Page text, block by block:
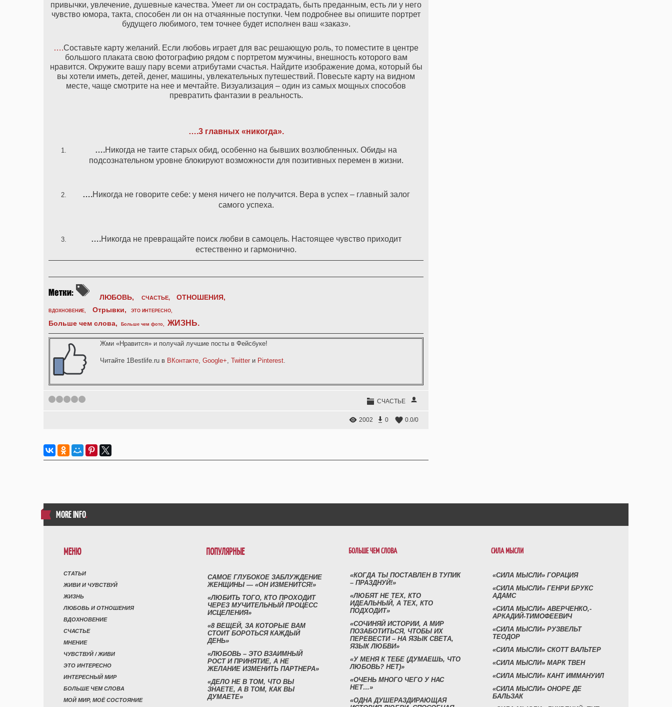
привычки, увлечение, душевные качества. Умеет ли он сострадать, быть преданным, есть ли у него
чувство юмора, такта, способен ли он на отчаянные поступки. Чем подробнее вы опишите портрет
будущего любимого, тем точнее будет исполнен ваш «заказ».
….Составьте карту желаний. Если любовь играет для вас решающую роль, то поместите в центре
большого плаката свою фотографию рядом с портретом мужчины, внешность которого вам
нравится. Окружите вашу пару всеми атрибутами счастья. Найдите изображение дома, который бы
вы хотели иметь, детей, денег, машины, увлекательных путешествий. Повесьте карту на видном
месте, чаще смотрите на нее и мечтайте. Визуализация – один из самых мощных способов
превратить фантазии в реальность.
….3 главных «никогда».
….Никогда не таите старых обид, особенно на бывших возлюбленных. Обиды на
подсознательном уровне блокируют возможности для позитивных перемен в жизни.
….Никогда не говорите себе: у меня ничего не получится. Вера в успех – главный залог
самого успеха.
….Никогда не превращайте поиск любви в самоцель. Настоящее чувство приходит
естественно и гармонично.
ЛЮБОВЬ, СЧАСТЬЕ, ОТНОШЕНИЯ,
ВДОХНОВЕНИЕ Отрывки, ЭТО ИНТЕРЕСНО
Больше чем слова, Больше чем фото ЖИЗНЬ.
Жми «Нравится» и получай лучшие посты в Фейсбуке!
Читайте 1Bestlife.ru в ВКонтакте Google+ Twitter и Pinterest
1 2 3 4 СЧАСТЬЕ
2002 0 0.0/0
MORE INFO.
МЕНЮ
СТАТЬИ
ЖИВИ И ЧУВСТВУЙ
ЖИЗНЬ
ЛЮБОВЬ И ОТНОШЕНИЯ
ВДОХНОВЕНИЕ
СЧАСТЬЕ
МНЕНИЕ
ЧУВСТВУЙ / ЖИВИ
ЭТО ИНТЕРЕСНО
ИНТЕРЕСНЫЙ МИР
БОЛЬШЕ ЧЕМ СЛОВА
МОЙ МИР, МОЁ СОСТОЯНИЕ
ПОПУЛЯРНЫЕ
САМОЕ ГЛУБОКОЕ ЗАБЛУЖДЕНИЕ
ЖЕНЩИНЫ — «ОН ИЗМЕНИТСЯ!»
«ЛЮБИТЬ ТОГО, КТО ПРОХОДИТ
ЧЕРЕЗ МУЧИТЕЛЬНЫЙ ПРОЦЕСС
ИСЦЕЛЕНИЯ»
«8 ВЕЩЕЙ, ЗА КОТОРЫЕ ВАМ
СТОИТ БОРОТЬСЯ КАЖДЫЙ
ДЕНЬ»
«ЛЮБОВЬ – ЭТО ВЗАИМНЫЙ
РОСТ И ПРИНЯТИЕ, А НЕ
ЖЕЛАНИЕ ИЗМЕНИТЬ ПАРТНЕРА»
«ДЕЛО НЕ В ТОМ, ЧТО ВЫ
ЗНАЕТЕ, А В ТОМ, КАК ВЫ
ДУМАЕТЕ»
БОЛЬШЕ ЧЕМ СЛОВА
«КОГДА ТЫ ПОСТАВЛЕН В ТУПИК
– ПРАЗДНУЙ!»
«ЛЮБЯТ НЕ ТЕХ, КТО
ИДЕАЛЬНЫЙ, А ТЕХ, КТО
ПОДХОДИТ»
«СОЧИНЯЙ ИСТОРИИ, А МИР
ПОЗАБОТИТЬСЯ, ЧТОБЫ ИХ
ПЕРЕВЕСТИ – НА ЯЗЫК СВЕТА,
ЯЗЫК ЛЮБВИ»
«У МЕНЯ К ТЕБЕ (ДУМАЕШЬ, ЧТО
ЛЮБОВЬ? НЕТ)»
«ОЧЕНЬ МНОГО ЧЕГО У НАС
НЕТ…»
«ОДНА ДУШЕРАЗДИРАЮЩАЯ
СИЛА МЫСЛИ
«СИЛА МЫСЛИ» ГОРАЦИЯ
«СИЛА МЫСЛИ» ГЕНРИ БРУКС
АДАМС
«СИЛА МЫСЛИ» АВЕРЧЕНКО,-
АРКАДИЙ-ТИМОФЕЕВИЧ
«СИЛА МЫСЛИ» РУЗВЕЛЬТ
ТЕОДОР
«СИЛА МЫСЛИ» СКОТТ ВАЛЬТЕР
«СИЛА МЫСЛИ» МАРК ТВЕН
«СИЛА МЫСЛИ» КАНТ ИММАНУИЛ
«СИЛА МЫСЛИ» ОНОРЕ ДЕ
БАЛЬЗАК